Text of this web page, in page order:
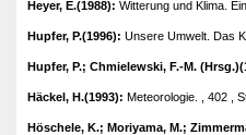
Heyer, E.(1988): Witterung und Klima.
Hupfer, P.(1996): Unsere Umwelt. Das
Hupfer, P.; Chmielewski, F.-M.
Häckel, H.(1993): Meteorologie. , 402 ,
Höschele, K.; Moriyama, M.;